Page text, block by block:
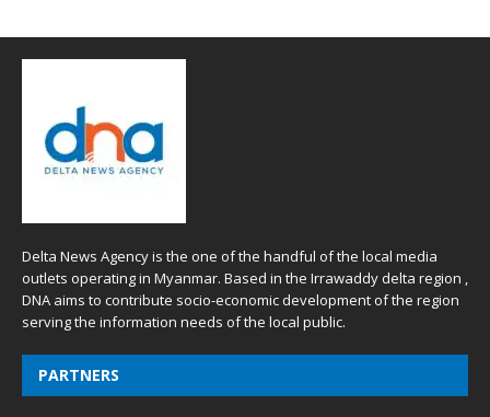
Delta News Agency is the one of the handful of the local media
outlets operating in Myanmar. Based in the Irrawaddy delta region ,
DNA aims to contribute socio-economic development of the region
serving the information needs of the local public.
PARTNERS